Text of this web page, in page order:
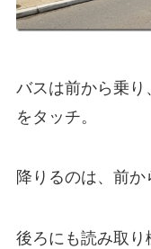
バスは前から乗
をタッチ。
降りるのは、前か
後ろにも読み取り